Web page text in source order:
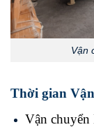
Vận
Thời gian
Vận